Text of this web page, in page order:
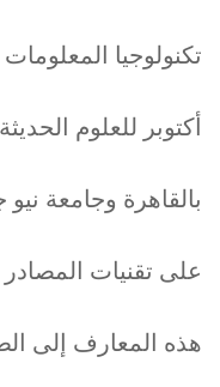
تكنولوجيا
أكتوبر للعلوم
بالقاهرة وجامعة
على تقنيات
هذه المعارف إلى